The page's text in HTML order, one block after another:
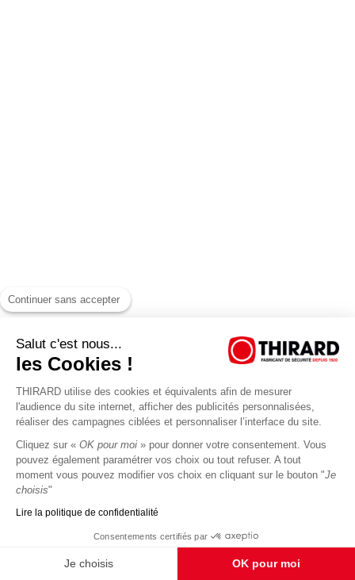
Continuer sans accepter
Salut c'est nous...
les Cookies !
THIRARD utilise des cookies et équivalents afin de mesurer
l'audience du site internet, afficher des publicités personnalisées,
réaliser des campagnes ciblées et personnaliser l’interface du site.
Cliquez sur « OK pour moi » pour donner votre consentement. Vous
pouvez également paramétrer vos choix ou tout refuser. A tout
moment vous pouvez modifier vos choix en cliquant sur le bouton "Je
choisis"
Lire la politique de confidentialité
Consentements certifiés par
Je choisis OK pour moi